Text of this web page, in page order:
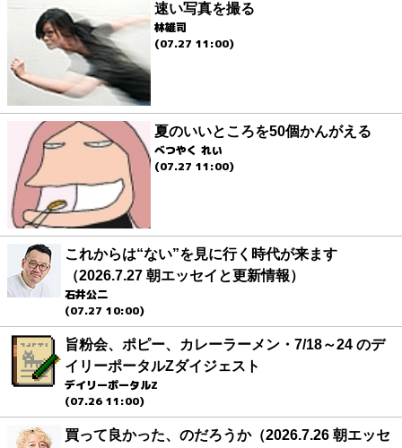
速い写真を撮る
林雄司
(07.27 11:00)
夏のいいところを50個かんがえる
べつやく れい
(07.27 11:00)
これからは“ない”を見に行く時代が来ます
（2026.7.27 朝エッセイと更新情報）
石井公二
(07.27 10:00)
旨粉会、ポピー、カレーラーメン・7/18～24 のデ
イリーポータルZダイジェスト
デイリーポータルZ
(07.26 11:00)
買って良かった、のだろうか（2026.7.26 朝エッセ